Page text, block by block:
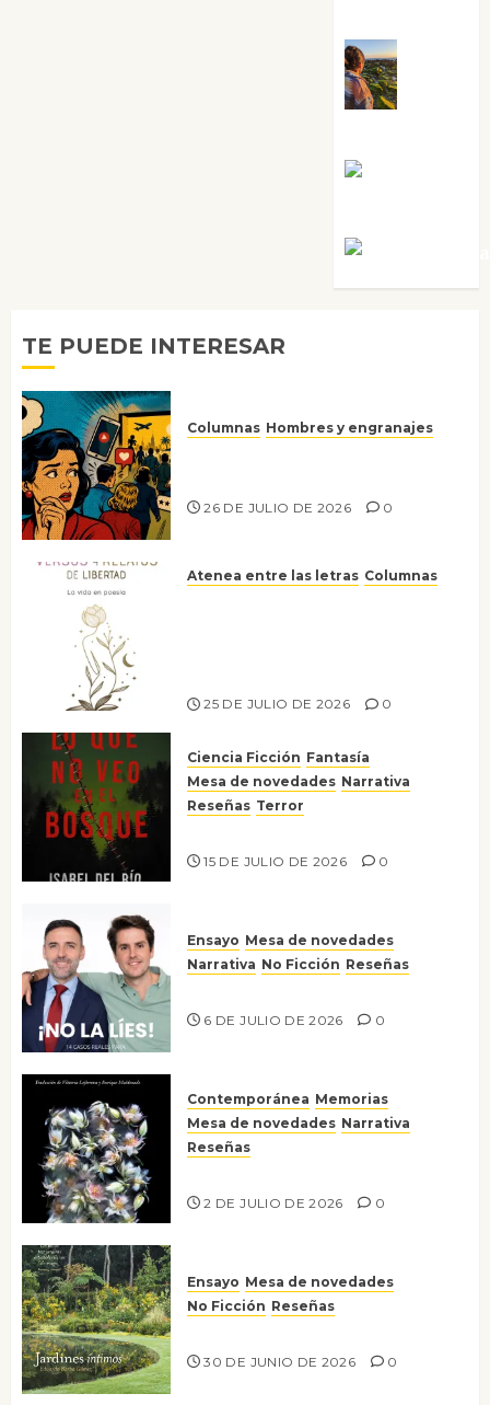
TE PUEDE INTERESAR
Columnas Hombres y engranajes
26 DE JULIO DE 2026 0
Atenea entre las letras Columnas
25 DE JULIO DE 2026 0
Ciencia Ficción Fantasía
Mesa de novedades Narrativa
Reseñas Terror
15 DE JULIO DE 2026 0
Ensayo Mesa de novedades
Narrativa No Ficción Reseñas
6 DE JULIO DE 2026 0
Contemporánea Memorias
Mesa de novedades Narrativa
Reseñas
2 DE JULIO DE 2026 0
Ensayo Mesa de novedades
No Ficción Reseñas
30 DE JUNIO DE 2026 0